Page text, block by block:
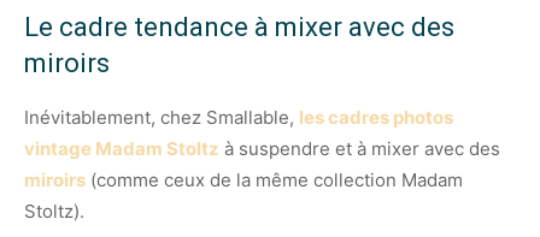
Le cadre tendance à mixer avec des
miroirs
Inévitablement, chez Smallable, les cadres photos
vintage Madam Stoltz à suspendre et à mixer avec des
miroirs (comme ceux de la même collection Madam
Stoltz).